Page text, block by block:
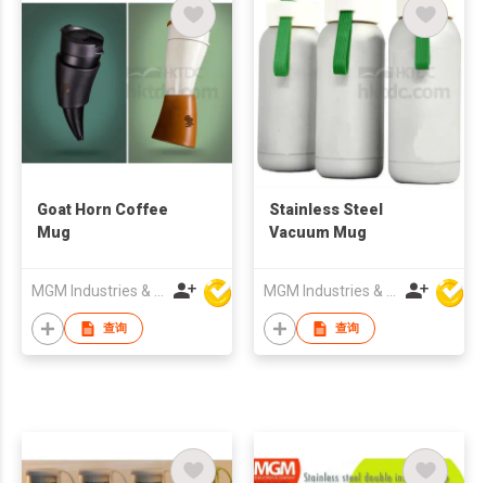
Goat Horn Coffee
Mug
查询
Stainless Steel
Vacuum Mug
查询